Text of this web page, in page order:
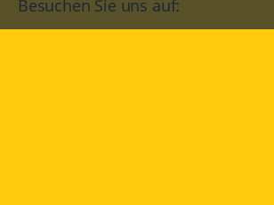
Besuchen Sie uns auf: